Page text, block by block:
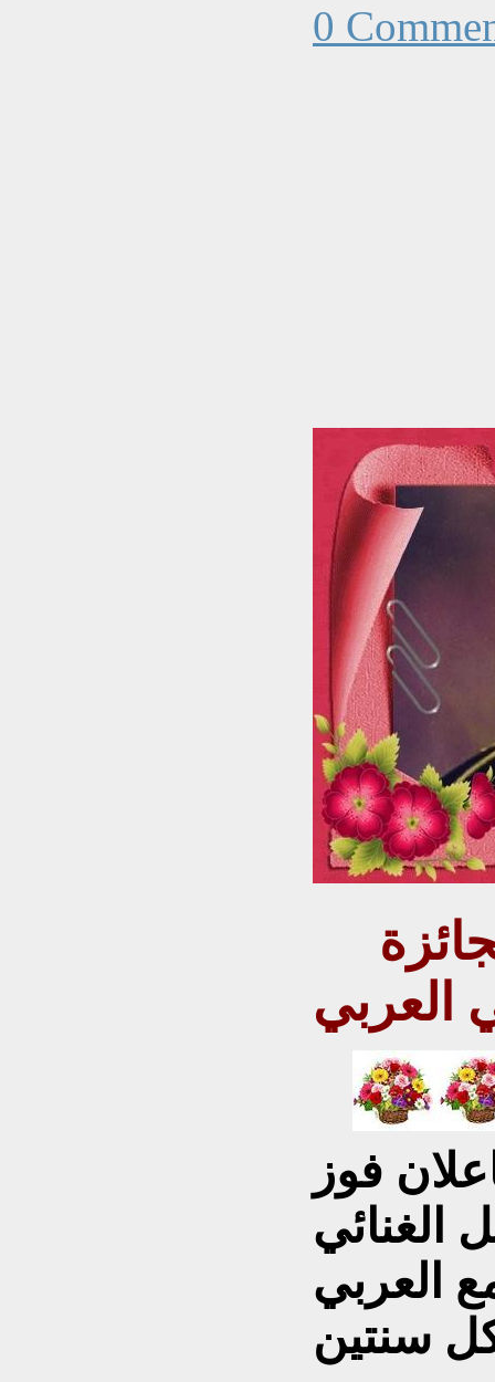
0
العربي
فوز
الغنائي
العربي